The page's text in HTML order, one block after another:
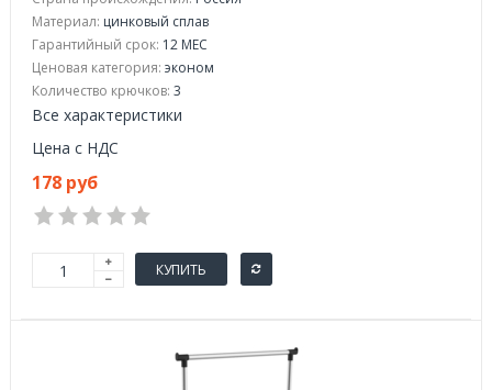
Материал: цинковый сплав
Гарантийный срок: 12 МЕС
Ценовая категория: эконом
Количество крючков: 3
Все характеристики
Цена с НДС
178 руб
КУПИТЬ